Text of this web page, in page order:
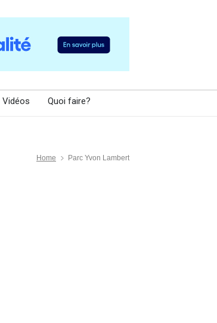
Vidéos Quoi faire?
Home Parc Yvon Lambert